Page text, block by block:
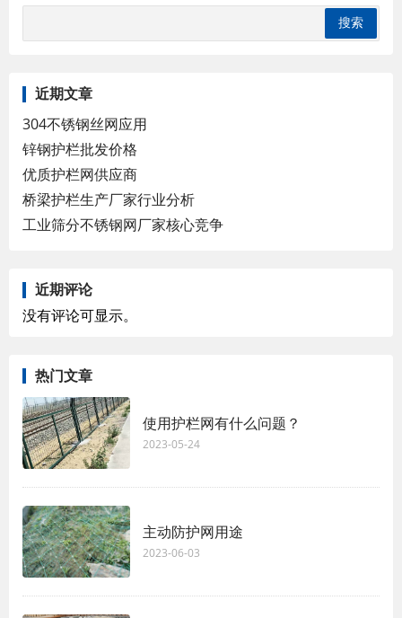
近期文章
304不锈钢丝网应用
锌钢护栏批发价格
优质护栏网供应商
桥梁护栏生产厂家行业分析
工业筛分不锈钢网厂家核心竞争
近期评论
没有评论可显示。
热门文章
使用护栏网有什么问题？
2023-05-24
主动防护网用途
2023-06-03